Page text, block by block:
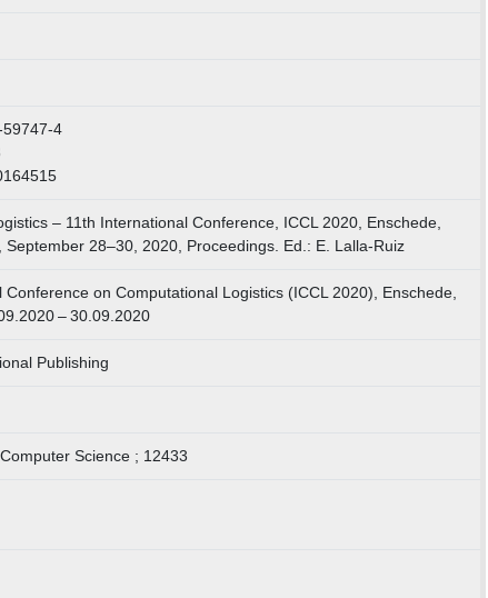
4
– 11th International Conference, ICCL 2020, Enschede,
September 28–30, 2020, Proceedings. Ed.: E. Lalla-Ruiz
Conference on Computational Logistics (ICCL 2020), Enschede,
– 30.09.2020
Publishing
Science ; 12433